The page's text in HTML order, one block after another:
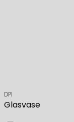
Glasvase
Verkäufer:
DPI